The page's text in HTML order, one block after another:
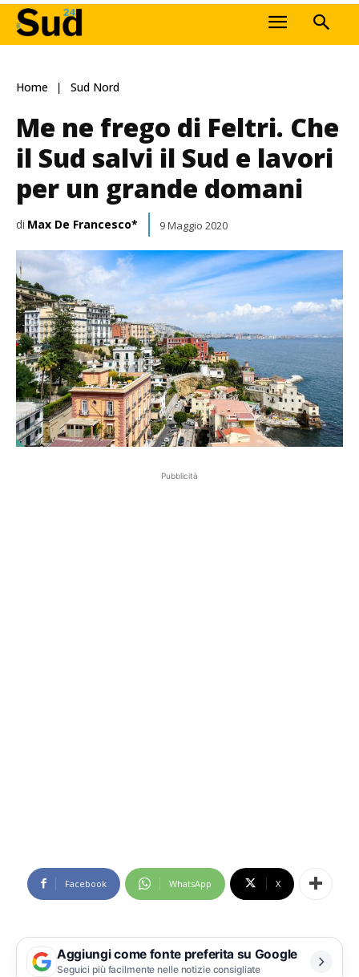
Home Sud Nord
Me ne frego di Feltri. Che
il Sud salvi il Sud e lavori
per un grande domani
di Max De Francesco* 9 Maggio 2020
Pubblicità
Facebook WhatsApp X
Aggiungi come fonte preferita su Google
Seguici più facilmente nelle notizie consigliate